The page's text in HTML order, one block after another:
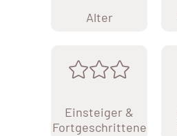
Alter
Einsteiger &
Fortgeschrittene